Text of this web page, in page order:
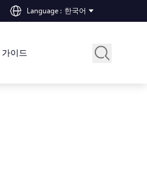
Language : 한국어
가이드